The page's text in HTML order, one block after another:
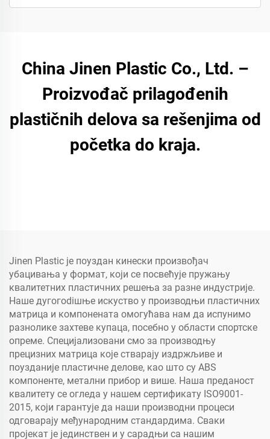
China Jinen Plastic Co., Ltd. –
Proizvođač prilagođenih
plastičnih delova sa rešenjima od
početka do kraja.
Jinen Plastic је поуздан кинески произвођач
убацивања у формат, који се посвећује пружању
квалитетних пластичних решења за разне индустрије.
Наше дугогodiшње искуство у производњи пластичних
матрица и компонената омогућава нам да испунимо
разнолике захтеве купаца, посебно у области спортске
опреме. Специјализовани смо за производњу
прецизних матрица које стварају издржљиве и
поузданије пластичне делове, као што су ABS
компоненте, метални прибор и више. Наша преданост
квалитету се огледа у нашем сертификату ISO9001-
2015, који гарантује да наши производни процеси
одговарају међународним стандардима. Сваки
пројекат је јединствен и у сарадњи са нашим